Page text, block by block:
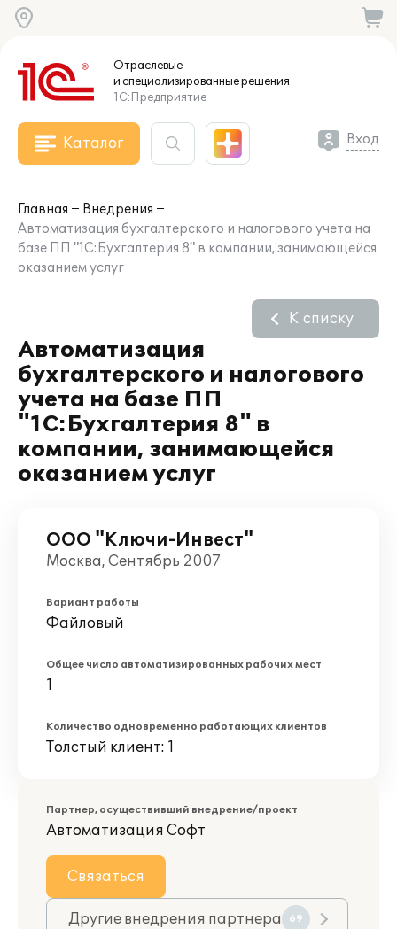
Отраслевые
и специализированныерешения
1С:Предприятие
Каталог Вход
Главная
Внедрения
Автоматизация бухгалтерского и налогового учета на
базе ПП "1C:Бухгалтерия 8" в компании, занимающейся
оказанием услуг
Автоматизация
бухгалтерского и налогового
учета на базе ПП
"1C:Бухгалтерия 8" в
компании, занимающейся
оказанием услуг
К списку
ООО "Ключи-Инвест"
Москва, Сентябрь 2007
Вариант работы
Файловый
Общее число автоматизированных рабочих мест
1
Количество одновременно работающих клиентов
Толстый клиент: 1
Партнер, осуществивший внедрение/проект
Автоматизация Софт
Связаться
Другие внедрения партнера 69